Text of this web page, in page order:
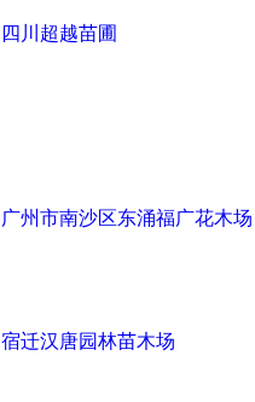
四川超越苗圃
广州市南沙区东涌福广花木场
宿迁汉唐园林苗木场